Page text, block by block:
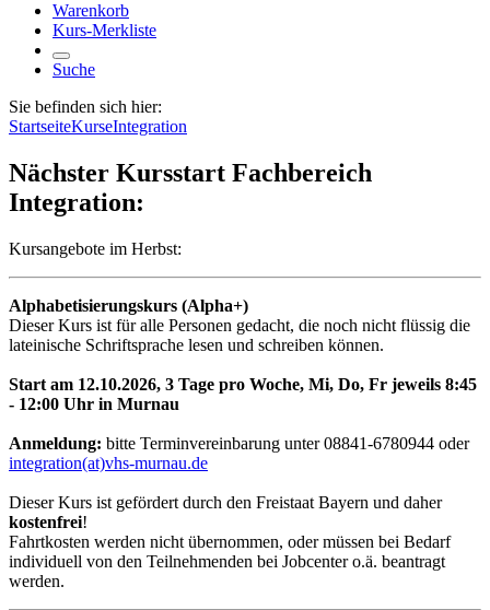
Warenkorb
Kurs-Merkliste
Suche
Sie befinden sich hier:
StartseiteKurseIntegration
Nächster Kursstart Fachbereich
Integration:
Kursangebote im Herbst:
Alphabetisierungskurs (Alpha+)
Dieser Kurs ist für alle Personen gedacht, die noch nicht flüssig die
lateinische Schriftsprache lesen und schreiben können.
Start am 12.10.2026, 3 Tage pro Woche, Mi, Do, Fr jeweils 8:45
- 12:00 Uhr in Murnau
Anmeldung: bitte Terminvereinbarung unter 08841-6780944 oder
integration(at)vhs-murnau.de
Dieser Kurs ist gefördert durch den Freistaat Bayern und daher
kostenfrei!
Fahrtkosten werden nicht übernommen, oder müssen bei Bedarf
individuell von den Teilnehmenden bei Jobcenter o.ä. beantragt
werden.